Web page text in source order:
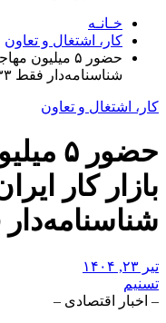
خـانـه
کار، اشتغال و تعاون
حضور ۵
شناسنامه‌دار فقط ۴۳۳ هزار نفر
کار، اشتغال و تعاون
حضور
بازار کار
شناسنامه‌دار فقط
تیر ۲۳, ۱۴۰۴
تسنیم
– اخبار اقتصادی –